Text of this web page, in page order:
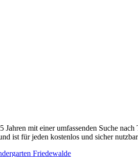
Jahren mit einer umfassenden Suche
ist für jeden kostenlos und sicher
Friedewalde